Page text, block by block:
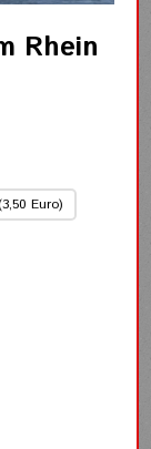
Rhein
Euro)